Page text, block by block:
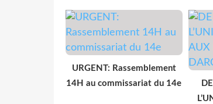
URGENT: Rassemblement
14H au commissariat du 14e